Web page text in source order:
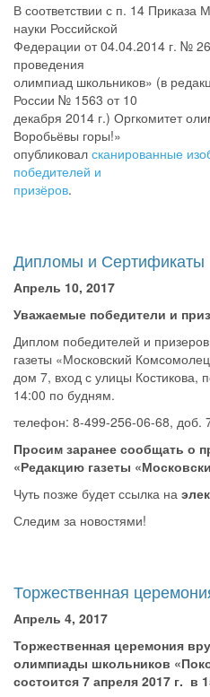
В соответствии с п. 14 Приказа
науки Российской
Федерации от 04.04.2014 г. №
проведения
олимпиад школьников» (в
России № 1563 от 10
декабря 2014 г.) Оргкомитет
Воробьёвы горы!»
опубликовал сканированные
победителей и
призёров.
Дипломы и Сертификаты
Апрель 10, 2017
Уважаемые победители и
Диплом победителей и
газеты «Московский
дом 7, вход с улицы Костикова,
14:00 по будням.
телефон: 8-499-256-06-68, доб.
Просим заранее сообщать о
«Редакцию газеты
Чуть позже будет ссылка на
Следим за новостями!
Торжественная
Апрель 4, 2017
Торжественная церемония
олимпиады школьников
состоится 7 апреля 2017 г. в